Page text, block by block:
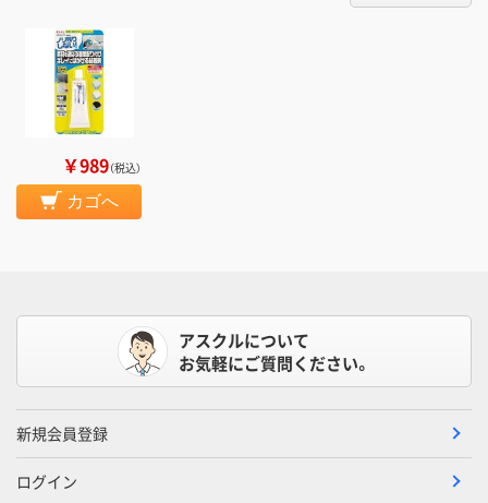
￥989（税込）
カゴへ
アスクルについて
お気軽にご質問ください。
新規会員登録
ログイン